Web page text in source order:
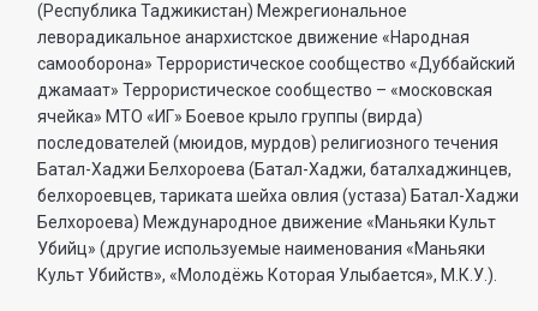
(Республика Таджикистан) Межрегиональное
леворадикальное анархистское движение «Народная
самооборона» Террористическое сообщество «Дуббайский
джамаат» Террористическое сообщество – «московская
ячейка» МТО «ИГ» Боевое крыло группы (вирда)
последователей (мюидов, мурдов) религиозного течения
Батал-Хаджи Белхороева (Батал-Хаджи, баталхаджинцев,
белхороевцев, тариката шейха овлия (устаза) Батал-Хаджи
Белхороева) Международное движение «Маньяки Культ
Убийц» (другие используемые наименования «Маньяки
Культ Убийств», «Молодёжь Которая Улыбается», М.К.У.).